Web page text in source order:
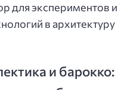
для экспериментов и
в архитектуру
и барокко: